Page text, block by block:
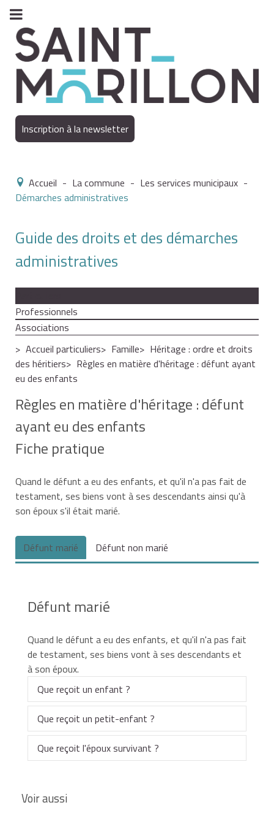
Inscription à la newsletter
Accueil - La commune - Les services municipaux -
Démarches administratives
Guide des droits et des démarches
administratives
Professionnels
Associations
Accueil particuliers
Famille
Héritage : ordre et droits
des héritiers
Règles en matière d'héritage : défunt ayant
eu des enfants
Règles en matière d'héritage : défunt
ayant eu des enfants
Fiche pratique
Quand le défunt a eu des enfants, et qu'il n'a pas fait de
testament, ses biens vont à ses descendants ainsi qu'à
son époux s'il était marié.
Défunt marié Défunt non marié
Défunt marié
Quand le défunt a eu des enfants, et qu'il n'a pas fait
de testament, ses biens vont à ses descendants et
à son époux.
Que reçoit un enfant ?
Cas général Enfant adopté
Si le défunt n'a pas fait de
Que reçoit un petit-enfant ?
En principe, un petit-enfant n'hérite pas de ses
Toutefois, il hérite
Que reçoit l'époux survivant ?
Défunt ne laissant que des enfants issus
Voir aussi